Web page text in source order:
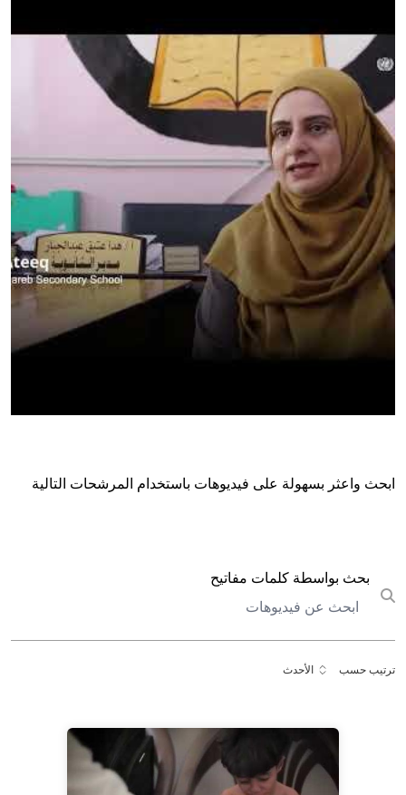
ابحث واعثر بسهولة على فيديوهات باستخدام المرشحات التالية
Submit search
بحث بواسطة كلمات مفاتيح
ترتيب حسب الأحدث